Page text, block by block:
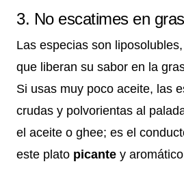
3. No escatimes en
Las especias son
que liberan su sabor en la
Si usas muy poco aceite, las
crudas y polvorientas al
el aceite o ghee; es el
este plato picante y